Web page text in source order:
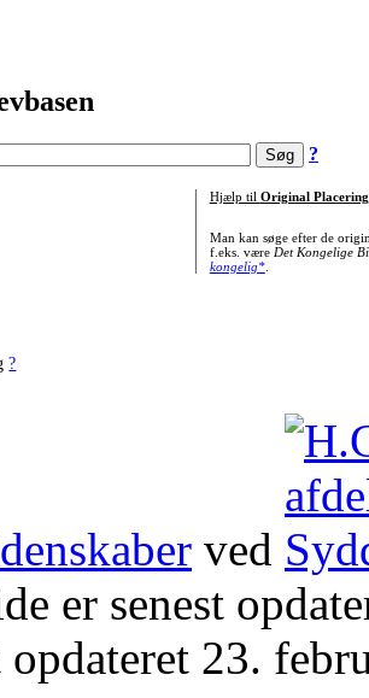
?
?
Hjælp til Original Placering
Man kan søge efter de
f.eks. være Det Kongelige
kongelig*.
ved
er senest
opdateret 23.